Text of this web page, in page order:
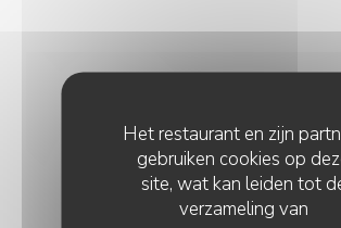
Het restaurant en zijn
gebruiken cookies op
site, wat kan leiden tot
verzameling van